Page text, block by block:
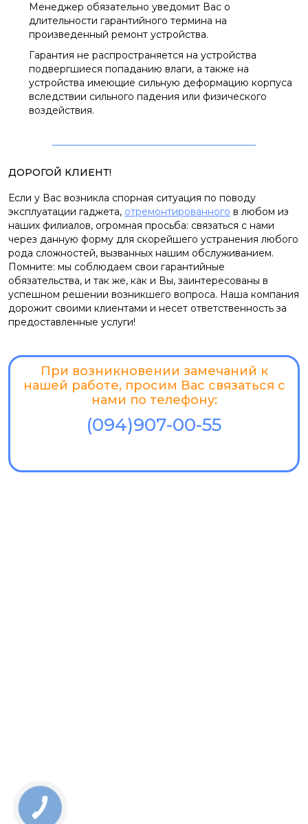
Менеджер обязательно уведомит Вас о
длительности гарантийного термина на
произведенный ремонт устройства.
Гарантия не распространяется на устройства
подвергшиеся попаданию влаги, а также на
устройства имеющие сильную деформацию корпуса
вследствии сильного падения или физического
воздействия.
ДОРОГОЙ КЛИЕНТ!
Если у Вас возникла спорная ситуация по поводу
эксплуатации гаджета, отремонтированного в любом из
наших филиалов, огромная просьба: связаться с нами
через данную форму для скорейшего устранения любого
рода сложностей, вызванных нашим обслуживанием.
Помните: мы соблюдаем свои гарантийные
обязательства, и так же, как и Вы, заинтересованы в
успешном решении возникшего вопроса. Наша компания
дорожит своими клиентами и несет ответственность за
предоставленные услуги!
При возникновении замечаний к
нашей работе, просим Вас связаться с
нами по телефону:
(094)907-00-55
КНОПКА
СВЯЗИ